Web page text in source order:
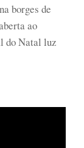
borges de
ao
do Natal luz